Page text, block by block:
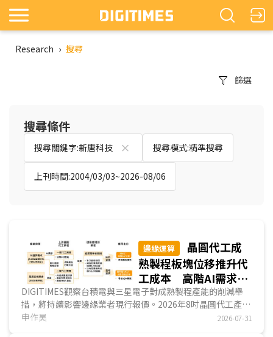
Research › 搜尋
篩選
搜尋條件
搜尋關鍵字:新唐科技 搜尋模式:精準搜尋
上刊時間:2004/03/03~2026-08/06
邊緣運算
晶圓代工成
熟製程板塊位移推升代
工成本 高階AI需求與
產能擴張成本持續造成
MCU業者K型分化漲價
DIGITIMES觀察台積電與三星電子對成熟製程產能的削減舉
措，將持續影響邊緣業者現行報價。2026年8吋晶圓代工產能
減少，加上特定AI產品需求爆發，推升邊緣處理器晶圓代工報
申作昊 2026-07-31